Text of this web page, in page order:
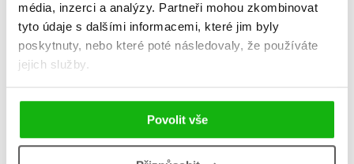
média, inzerci a analýzy. Partneři mohou zkombinovat
tyto údaje s dalšími informacemi, které jim byly
poskytnuty, nebo které poté následovaly, že používáte
jejich služby.
Povolit vše
Peppa Pig - Peppa v zoo
Kolektiv
183 Kč